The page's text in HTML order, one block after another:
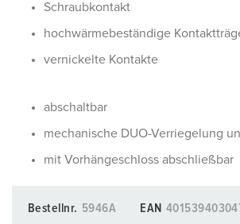
Schraubkontakt
hochwärmebeständige
vernickelte Kontakte
abschaltbar
mechanische DUO-Verriegelung
mit Vorhängeschloss abschließbar
Bestellnr. 5946A EAN